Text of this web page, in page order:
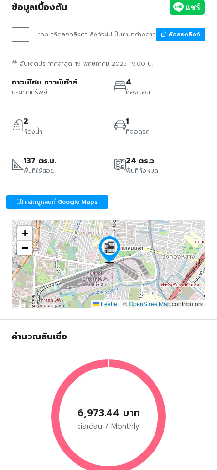
ข้อมูลเบื้องต้น
*กด "คัดลอกลิงก์" ลิงก์จะไม่เป็นภาษาต่างดาว คัดลอกลิงก์
อัปเดตประกาศล่าสุด 19 พฤษภาคม 2026 19:00 น.
ทาวน์โฮม ทาวน์เฮ้าส์
ประเภททรัพย์
4
ห้องนอน
2
ห้องน้ำ
1
ที่จอดรถ
137 ตร.ม.
พื้นที่ใช้สอย
24 ตร.ว.
พื้นที่ทั้งหมด
คลิกดูแผนที่ Google Maps
+
−
Leaflet | ©OpenStreetMapcontributors
คำนวณสินเชื่อ
6,973.44 บาท
ต่อเดือน / Monthly